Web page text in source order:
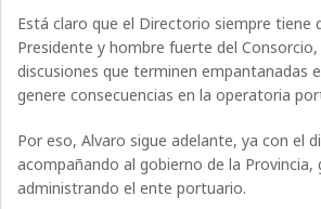
Está claro que el Directorio siempre tiene
Presidente y hombre fuerte del
discusiones que terminen empantanadas
genere consecuencias en la operatoria
Por eso, Alvaro sigue adelante, ya con el
acompañando al gobierno de la Provincia,
administrando el ente portuario.